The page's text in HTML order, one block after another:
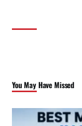
You May Have Missed